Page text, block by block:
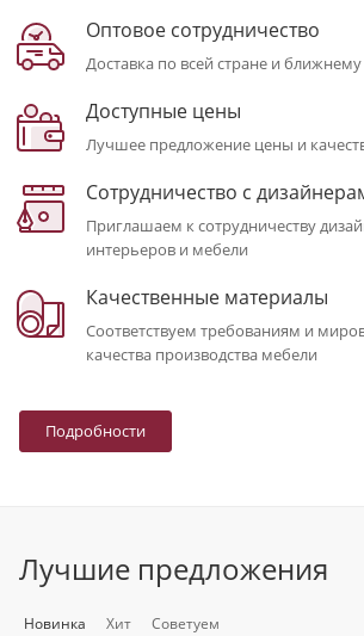
Оптовое сотрудничество
Доставка по всей стране и
Доступные цены
Лучшее предложение цены и
Сотрудничество с
Приглашаем к сотрудничеству
интерьеров и мебели
Качественные материалы
Соответствуем требованиям и
качества производства мебели
Подробности
Лучшие предложения
Новинка Хит Советуем